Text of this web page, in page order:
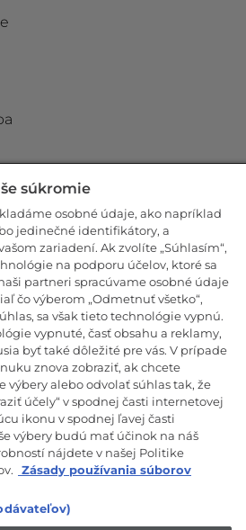
náš newsletter
– Jednoosobová spol. s r.o. –
Via Comolli, 57 – 20861 Brugherio
SÍDLA: Via Privata Eden
(MB) a Via Trento č. 20/A-22 –
– Tel.: +39.039.2086.1 – Fax:
imanie 35 000 000,00 € plne splatené
a číslo zápisu v obchodnom registri
04666310158 – DIČ 00786860965 –
jednotky: MB-1033934 – Oprávnenie IT
riadi a koordinuje spoločnosť
súkromie
osobné údaje, ako napríklad
jedinečné identifikátory, a
zariadení. Ak zvolíte „Súhlasím“,
na podporu účelov, ktoré sa
partneri spracúvame osobné údaje
čo výberom „Odmetnuť všetko“,
sa však tieto technológie vypnú.
vypnuté, časť obsahu a reklamy,
byť také dôležité pre vás. V prípade
znova zobraziť, ak chcete
výbery alebo odvolať súhlas tak, že
účely“ v spodnej časti internetovej
ikonu v spodnej ľavej časti
výbery budú mať účinok na náš
nájdete v našej Politike
Zásady používania súborov